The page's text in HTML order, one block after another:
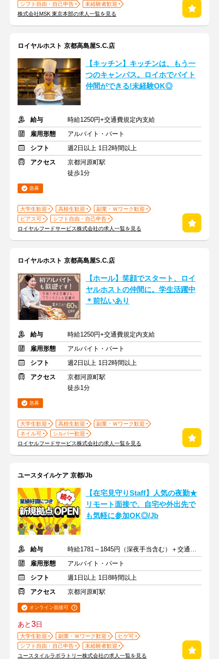
シフト自由・自己申告
未経験者歓迎
株式会社MSK 東京本部の求人一覧を見る
ロイヤルホスト 京都高島屋S.C.店
【キッチン】キッチンは、もう一
つのキャンパス。ロイホでバイト
仲間ができる!未経験OK◎
給与
時給1250円+交通費規定内支給
雇用形態
アルバイト・パート
シフト
週2日以上 1日2時間以上
アクセス
京都河原町駅
徒歩1分
急募
大学生歓迎 高校生歓迎
副業・Ｗワーク歓迎
ピアス可
シフト自由・自己申告
ロイヤルフードサービス株式会社の求人一覧を見る
ロイヤルホスト 京都高島屋S.C.店
【ホール】笑顔でスタート、ロイ
ヤルホストの仲間に。学生活躍中
＊前払いあり
給与
時給1250円+交通費規定内支給
雇用形態
アルバイト・パート
シフト
週2日以上 1日2時間以上
アクセス
京都河原町駅
徒歩1分
急募
大学生歓迎 高校生歓迎
副業・Ｗワーク歓迎
ネイル可
シルバー歓迎
ロイヤルフードサービス株式会社の求人一覧を見る
ユースタイルケア 京都/Jb
【在宅見守りStaff】人気の夜勤★
リモート面接で、自宅や外出先で
も気軽に参加OK◎/Jb
給与
時給1781～1845円（深夜手当含む）＋交通費支給
雇用形態
アルバイト・パート
シフト
週1日以上 1日8時間以上
アクセス
京都河原町駅
オンライン面接可
あと3日
大学生歓迎 副業・Ｗワーク歓迎
ヒゲ可
シフト自由・自己申告
未経験者歓迎
ユースタイルラボラトリー株式会社の求人一覧を見る